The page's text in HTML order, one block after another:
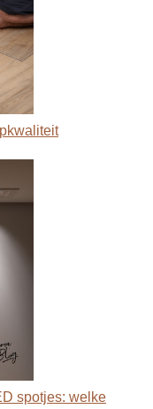
spotjes: welke